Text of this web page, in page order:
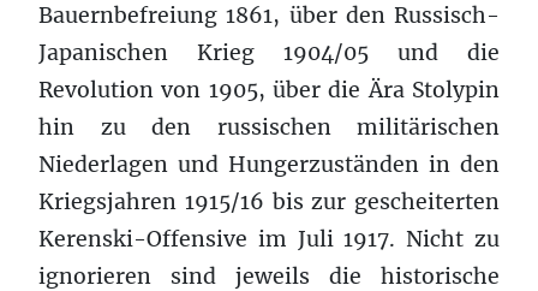
Bauernbefreiung 1861, über den Russisch-
Japanischen Krieg 1904/05 und die
Revolution von 1905, über die Ära Stolypin
hin zu den russischen militärischen
Niederlagen und Hungerzuständen in den
Kriegsjahren 1915/16 bis zur gescheiterten
Kerenski-Offensive im Juli 1917. Nicht zu
ignorieren sind jeweils die historische